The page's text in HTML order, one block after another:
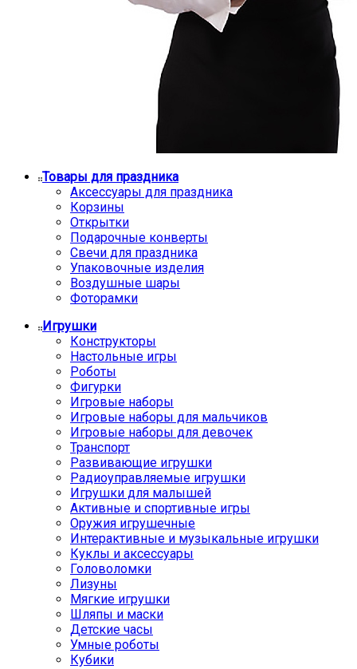
Товары для праздника
Аксессуары для праздника
Корзины
Открытки
Подарочные конверты
Свечи для праздника
Упаковочные изделия
Воздушные шары
Фоторамки
Игрушки
Конструкторы
Настольные игры
Роботы
Фигурки
Игровые наборы
Игровые наборы для мальчиков
Игровые наборы для девочек
Транспорт
Развивающие игрушки
Радиоуправляемые игрушки
Игрушки для малышей
Активные и спортивные игры
Оружия игрушечные
Интерактивные и музыкальные игрушки
Куклы и аксессуары
Головоломки
Лизуны
Мягкие игрушки
Шляпы и маски
Детские часы
Умные роботы
Кубики